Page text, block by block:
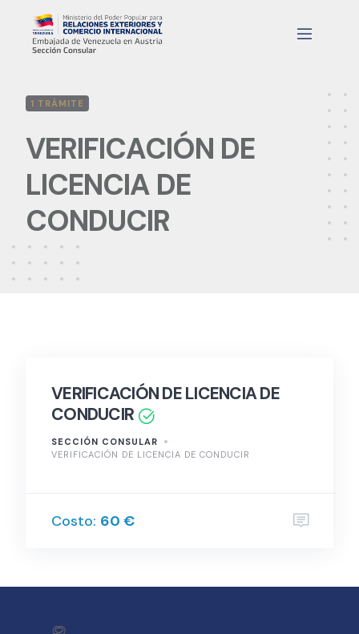
content
1 TRÁMITE
VERIFICACIÓN DE
LICENCIA DE
CONDUCIR
VERIFICACIÓN DE LICENCIA DE
CONDUCIR
SECCIÓN CONSULAR
VERIFICACIÓN DE LICENCIA DE CONDUCIR
Costo: 60 €